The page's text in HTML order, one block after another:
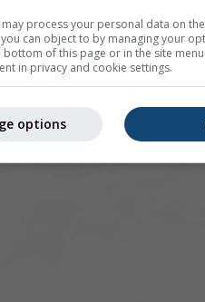
process your personal data on
can object to by managing your
bottom of this page or in the site
in privacy and cookie settings.
options